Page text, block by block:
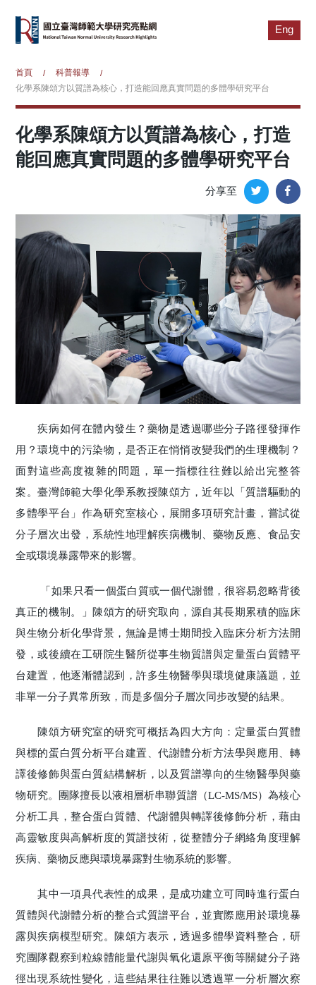
Eng
首頁 / 科普報導
/
化學系陳頌方以質譜為核心，打造能回應真實問題的多體學研究平台
化學系陳頌方以質譜為核心，打造
能回應真實問題的多體學研究平台
分享至
疾病如何在體內發生？藥物是透過哪些分子路徑發揮作
用？環境中的污染物，是否正在悄悄改變我們的生理機制？
面對這些高度複雜的問題，單一指標往往難以給出完整答
案。臺灣師範大學化學系教授陳頌方，近年以「質譜驅動的
多體學平台」作為研究室核心，展開多項研究計畫，嘗試從
分子層次出發，系統性地理解疾病機制、藥物反應、食品安
全或環境暴露帶來的影響。
「如果只看一個蛋白質或一個代謝體，很容易忽略背後
真正的機制。」陳頌方的研究取向，源自其長期累積的臨床
與生物分析化學背景，無論是博士期間投入臨床分析方法開
發，或後續在工研院生醫所從事生物質譜與定量蛋白質體平
台建置，他逐漸體認到，許多生物醫學與環境健康議題，並
非單一分子異常所致，而是多個分子層次同步改變的結果。
陳頌方研究室的研究可概括為四大方向：定量蛋白質體
與標的蛋白質分析平台建置、代謝體分析方法學與應用、轉
譯後修飾與蛋白質結構解析，以及質譜導向的生物醫學與藥
物研究。團隊擅長以液相層析串聯質譜（LC-MS/MS）為核心
分析工具，整合蛋白質體、代謝體與轉譯後修飾分析，藉由
高靈敏度與高解析度的質譜技術，從整體分子網絡角度理解
疾病、藥物反應與環境暴露對生物系統的影響。
其中一項具代表性的成果，是成功建立可同時進行蛋白
質體與代謝體分析的整合式質譜平台，並實際應用於環境暴
露與疾病模型研究。陳頌方表示，透過多體學資料整合，研
究團隊觀察到粒線體能量代謝與氧化還原平衡等關鍵分子路
徑出現系統性變化，這些結果往往難以透過單一分析層次察